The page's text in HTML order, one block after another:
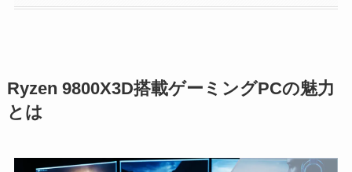
Ryzen 9800X3D搭載ゲーミングPCの魅力
とは